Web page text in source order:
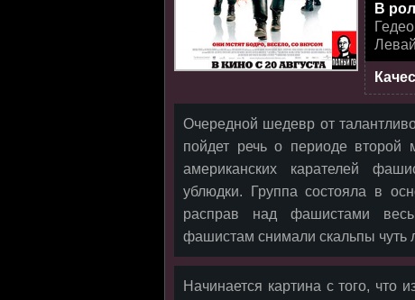
В
Очередной шедевр от
пойдет речь о периоде второй
американских карателей
ублюдки. Группа состояла в
расправ над фашистами
фашистам снимали скальпы чуть
Начинается картина с того, что